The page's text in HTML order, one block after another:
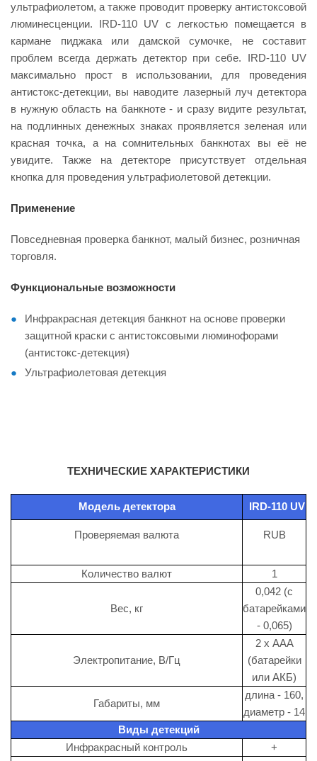
ультрафиолетом, а также проводит проверку антистоксовой
люминесценции. IRD-110 UV с легкостью помещается в
кармане пиджака или дамской сумочке, не составит
проблем всегда держать детектор при себе. IRD-110 UV
максимально прост в использовании, для проведения
антистокс-детекции, вы наводите лазерный луч детектора
в нужную область на банкноте - и сразу видите результат,
на подлинных денежных знаках проявляется зеленая или
красная точка, а на сомнительных банкнотах вы её не
увидите. Также на детекторе присутствует отдельная
кнопка для проведения ультрафиолетовой детекции.
Применение
Повседневная проверка банкнот, малый бизнес, розничная
торговля.
Функциональные возможности
Инфракрасная детекция банкнот на основе проверки
защитной краски с антистоксовыми люминофорами
(антистокс-детекция)
Ультрафиолетовая детекция
ТЕХНИЧЕСКИЕ ХАРАКТЕРИСТИКИ
Модель детектора IRD-110 UV
Проверяемая валюта RUB
Количество валют 1
Вес, кг
0,042 (с
батарейками
- 0,065)
Электропитание, В/Гц
2 x ААА
(батарейки
или АКБ)
Габариты, мм
длина - 160,
диаметр - 14
Виды детекций
Инфракрасный контроль
+